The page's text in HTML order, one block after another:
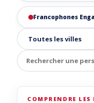
Francophones
COMPRENDRE LES